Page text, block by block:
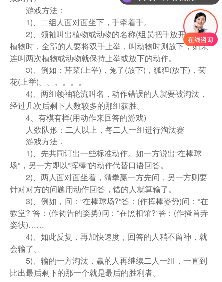
游戏方法：
1)、二组人面对面坐下，手牵着手。
2)、领袖叫出植物或动物的名称(组员把手放开)，叫到
植物时，全部的人要将双手上举，叫动物时则放下，如果
连叫两次植物或动物就保持上举或放下的动作。
3)、例如：芹菜(上举)，兔子(放下)，狐狸(放下)，菊
花(上举)。。。。。。
4)、两组领袖轮流叫名，动作错误的人就要被淘汰，
经过几次后剩下人数较多的那组获胜。
4、有模有样(用动作来回答的游戏)
人数队形：二人以上，每二人一组进行淘汰赛
游戏方法：
1)、先共同订出一些标准动作。如一方说出“在棒球
场”，另一方即以“挥棒”的动作代替口语回答。
2)、两人面对面坐着，猜拳赢一方先问，另一方则要
针对对方的问题用动作回答，错的人就算输了。
3)、例如，问：“在棒球场?”答：(作挥棒姿势)问：“在
教堂?”答：(作祷告的姿势)问：“在照相馆?”答：(作搔首弄
姿状)……
4)、如此反复，再加快速度，回答的人稍不留神，就
会输了。
5)、输的一方淘汰，赢的人再继续二人一组，一直到
比出最后剩下的那一个就是最后的胜利者。